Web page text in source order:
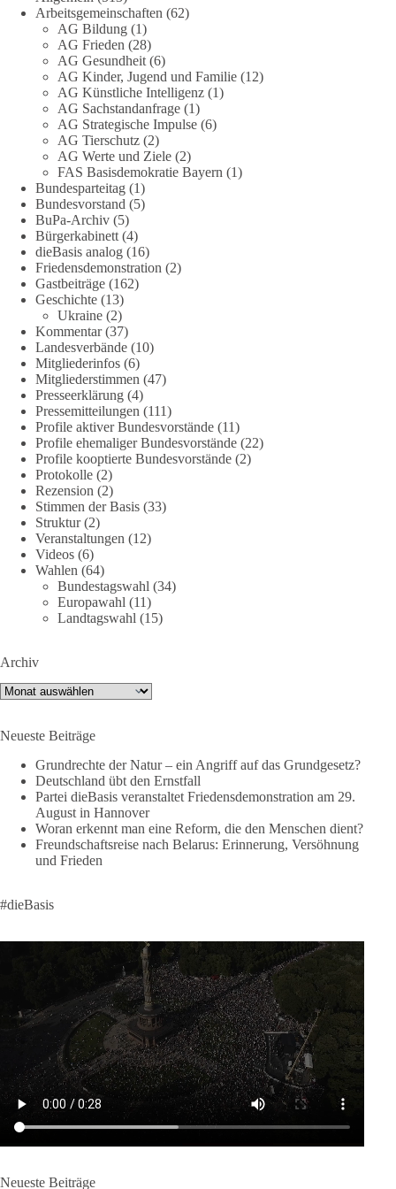
Die Energiewende ist bisher kein Erfolg, sondern ein teures,
ineffizientes Unterfangen. Dies belegt eine Auswertung der
NZZ, wonach die Energiewende den Strom nicht billiger,
sondern teurer gemacht hat.
Quelle:
https://www.nzz.ch/der-andere-blick/fehlschlag-
energiewende-warum-deutschland-trotz-rekordausbau-von-
wind-und-sonnenkraft-weniger-strom-erzeugt-ld.10006607
🟩🟩🟦🟦🟥🟥🟧🟧
„Wir brauchen dringend wettbewerbsfähige Energiepreise und
eine ideologiefreie Diskussion“, meint der Demokratie-
Bestatter.
Wie siehst du das?
🤝 Jetzt Politik für die Menschen mitgestalten:
https://diebasis.de/mitgliedschaft/
#dieBasis #energiewende #strompreise
40 7 Auf Facebook ansehen
DieBasis
2 Tage(n) zuvor
⚡️ NATO-Gipfel in Ankara: Kriegskonferenz statt
Friedensgipfel!?
Anfang Juli 2026 trafen sich 32 Bündnisstaaten sowie deren
Staats- und Regierungschefs zum NATO-Gipfel in der Türkei.
Verteidigungsbündnis der Welt und ein Garant für Sicherheit.
Die Gipfelerklärung liest sich jedoch wie ein Protokoll einer
Neue Milliardenhilfen für die Ukraine, neue Verpflichtungen
für Europa, gigantische Rüstungsdeals, Ausbau der
Verteidigungsindustrie, Modernisierung der Streitkräfte, ein
klares Bekenntnis zur militärischen Abschreckung und dazu
die Forderung, der Iran dürfe keine Kernwaffe besitzen.
Und wo war der Austausch über eine friedensorientierte
🟩🟩🟦🟦🟥🟥🟧🟧
dieBasis fordert als einzige Partei in Deutschland den Austritt
aus der NATO. Ein Gipfel, der mehr nach Rüstungsdeal als
nach Friedenspolitik klingt, wird niemals Sicherheit schaffen,
ob nun in Deutschland oder weltweit.
Quelle: https://www.tagesschau.de/ausland/asien/nato-
erklaerung-ankara-100.html
#dieBasis #NATO #Gipfeltreffen #Frieden #Sicherheit
Arbeitsgemeinschaften (62)
AG Bildung (1)
AG Frieden (28)
AG Gesundheit (6)
AG Kinder, Jugend und Familie (12)
AG Künstliche Intelligenz (1)
AG Sachstandanfrage (1)
AG Strategische Impulse (6)
AG Tierschutz (2)
AG Werte und Ziele (2)
FAS Basisdemokratie Bayern (1)
Bundesparteitag (1)
Bundesvorstand (5)
BuPa-Archiv (5)
Bürgerkabinett (4)
dieBasis analog (16)
Friedensdemonstration (2)
Gastbeiträge (162)
Geschichte (13)
Ukraine (2)
Kommentar(37)
Landesverbände (10)
Mitgliederinfos (6)
Mitgliederstimmen (47)
Presseerklärung (4)
Pressemitteilungen (111)
Profile aktiver Bundesvorstände (11)
Profile ehemaliger Bundesvorstände (22)
Profile kooptierte Bundesvorstände (2)
Protokolle (2)
Rezension (2)
Stimmen der Basis (33)
Struktur(2)
Veranstaltungen (12)
Videos (6)
Wahlen (64)
Bundestagswahl (34)
Europawahl (11)
Landtagswahl (15)
Archiv
Archiv
Neueste Beiträge
Grundrechte der Natur – ein Angriff auf das Grundgesetz?
Deutschland übt den Ernstfall
Partei dieBasis veranstaltet Friedensdemonstration am 29.
August in Hannover
Woran erkennt man eine Reform, die den Menschen dient?
Freundschaftsreise nach Belarus: Erinnerung, Versöhnung
und Frieden
#dieBasis
Neueste Beiträge